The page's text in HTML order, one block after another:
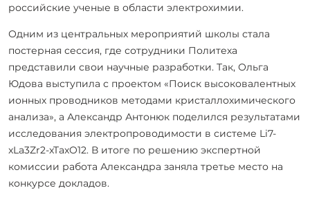
российские ученые в области электрохимии.
Одним из центральных мероприятий школы стала
постерная сессия, где сотрудники Политеха
представили свои научные разработки. Так, Ольга
Юдова выступила с проектом «Поиск высоковалентных
ионных проводников методами кристаллохимического
анализа», а Александр Антонюк поделился результатами
исследования электропроводимости в системе Li7-
xLa3Zr2-xTaxO12. В итоге по решению экспертной
комиссии работа Александра заняла третье место на
конкурсе докладов.